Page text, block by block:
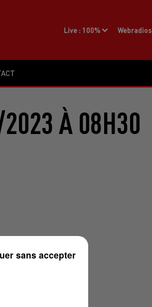
Live : 100% Webradios
À 08H30
sans accepter